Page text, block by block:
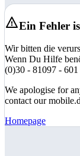
Ein Fehler
Wir bitten die
Wenn Du Hilfe
(0)30 - 81097 -
We apologise for
contact our
Homepage